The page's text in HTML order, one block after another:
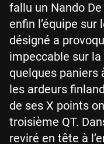
fallu un Nando
enfin l’équipe sur
désigné a
impeccable sur
quelques paniers
les ardeurs
de ses X points
troisième QT.
reviré en tête à